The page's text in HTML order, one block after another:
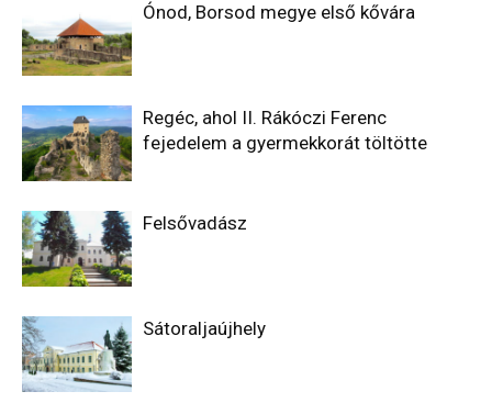
Ónod, Borsod megye első kővára
Regéc, ahol II. Rákóczi Ferenc
fejedelem a gyermekkorát töltötte
Felsővadász
Sátoraljaújhely